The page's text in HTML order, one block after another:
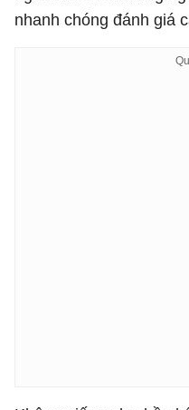
nhanh chóng đánh giá